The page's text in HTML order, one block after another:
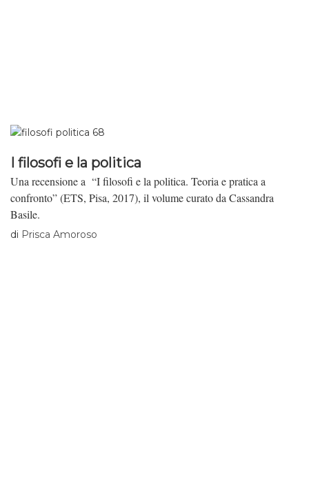
I filosofi e la politica
Una recensione a “I filosofi e la politica. Teoria e pratica a
confronto” (ETS, Pisa, 2017), il volume curato da Cassandra
Basile.
di Prisca Amoroso